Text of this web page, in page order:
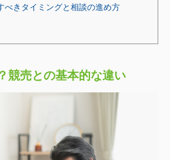
べきタイミングと相談の進め方
競売との基本的な違い